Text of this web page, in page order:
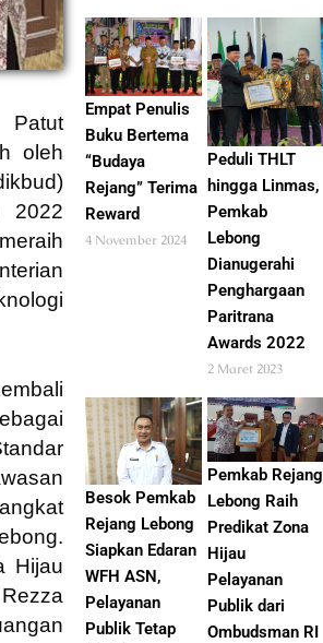
oleh
2022
Hijau
Empat Penulis
Buku Bertema
“Budaya
Rejang” Terima
Reward
4 November 2024
Peduli THLT
hingga Linmas,
Pemkab
Lebong
Dianugerahi
Penghargaan
Paritrana
Awards 2022
2 Maret 2023
Besok Pemkab
Rejang Lebong
Siapkan Edaran
WFH ASN,
Pelayanan
Publik Tetap
Pemkab Rejang
Lebong Raih
Predikat Zona
Hijau
Pelayanan
Publik dari
Ombudsman RI